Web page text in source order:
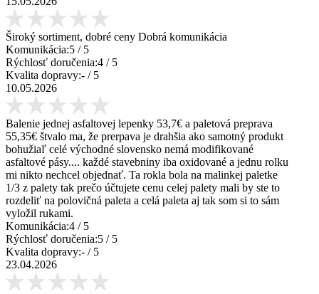
Široký sortiment, dobré ceny Dobrá komunikácia
Komunikácia:5 / 5
Rýchlosť doručenia:4 / 5
Kvalita dopravy:- / 5
10.05.2026
Balenie jednej asfaltovej lepenky 53,7€ a paletová preprava
55,35€ štvalo ma, že prerpava je drahšia ako samotný produkt
bohužiaľ celé východné slovensko nemá modifikované
asfaltové pásy.... každé stavebniny iba oxidované a jednu rolku
mi nikto nechcel objednať. Ta rokla bola na malinkej paletke
1/3 z palety tak prečo účtujete cenu celej palety mali by ste to
rozdeliť na polovičná paleta a celá paleta aj tak som si to sám
vyložil rukami.
Komunikácia:4 / 5
Rýchlosť doručenia:5 / 5
Kvalita dopravy:- / 5
23.04.2026